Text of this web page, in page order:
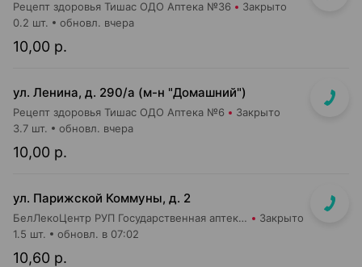
Рецепт здоровья Тишас ОДО Аптека №36 Закрыто
10,00 р.
0.2 шт. обновл. вчера
ул. Ленина, д. 290/а (м-н "Домашний")
Рецепт здоровья Тишас ОДО Аптека №6 Закрыто
10,00 р.
3.7 шт. обновл. вчера
ул. Парижской Коммуны, д. 2
БелЛекоЦентр РУП Государственная аптека №19 Закрыто
10,60 р.
1.5 шт. обновл. в 07:02